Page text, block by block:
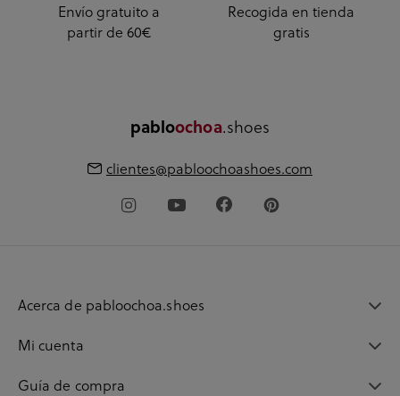
Envío gratuito a
partir de 60€
Recogida en tienda
gratis
pabloochoa.shoes
clientes@pabloochoashoes.com
Acerca de pabloochoa.shoes
Mi cuenta
Guía de compra